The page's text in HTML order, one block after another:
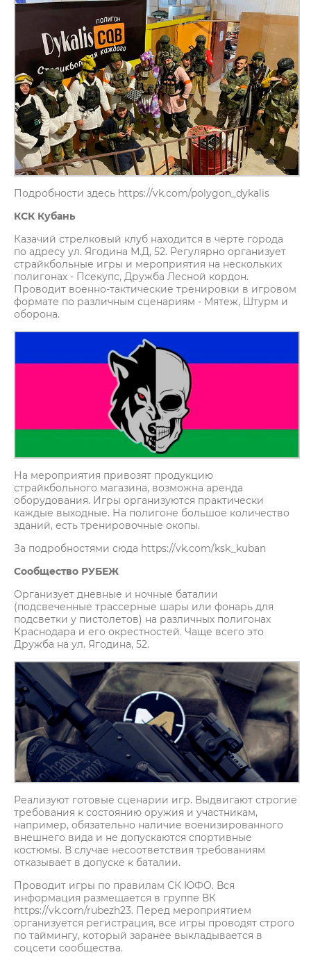
Подробности здесь https://vk.com/polygon_dykalis
КСК Кубань
Казачий стрелковый клуб находится в черте города
по адресу ул. Ягодина М.Д, 52. Регулярно организует
страйкбольные игры и мероприятия на нескольких
полигонах - Псекупс, Дружба Лесной кордон.
Проводит военно-тактические тренировки в игровом
формате по различным сценариям - Мятеж, Штурм и
оборона.
На мероприятия привозят продукцию
страйкбольного магазина, возможна аренда
оборудования. Игры организуются практически
каждые выходные. На полигоне большое количество
зданий, есть тренировочные окопы.
За подробностями сюда https://vk.com/ksk_kuban
Сообщество РУБЕЖ
Организует дневные и ночные баталии
(подсвеченные трассерные шары или фонарь для
подсветки у пистолетов) на различных полигонах
Краснодара и его окрестностей. Чаще всего это
Дружба на ул. Ягодина, 52.
Реализуют готовые сценарии игр. Выдвигают строгие
требования к состоянию оружия и участникам,
например, обязательно наличие военизированного
внешнего вида и не допускаются спортивные
костюмы. В случае несоответствия требованиям
отказывает в допуске к баталии.
Проводит игры по правилам СК ЮФО. Вся
информация размещается в группе ВК
https://vk.com/rubezh23. Перед мероприятием
организуется регистрация, все игры проводят строго
по таймингу, который заранее выкладывается в
соцсети сообщества.